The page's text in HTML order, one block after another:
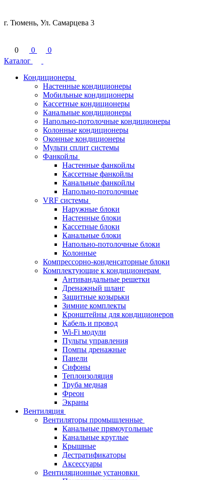
г. Тюмень, Ул. Самарцева 3
0 0
0
Каталог
Кондиционеры
Настенные кондиционеры
Мобильные кондиционеры
Кассетные кондиционеры
Канальные кондиционеры
Напольно-потолочные кондиционеры
Колонные кондиционеры
Оконные кондиционеры
Мульти сплит системы
Фанкойлы
Настенные фанкойлы
Кассетные фанкойлы
Канальные фанкойлы
Напольно-потолочные
VRF системы
Наружные блоки
Настенные блоки
Кассетные блоки
Канальные блоки
Напольно-потолочные блоки
Колонные
Компрессорно-конденсаторные блоки
Комплектующие к кондиционерам
Антивандальные решетки
Дренажный шланг
Защитные козырьки
Зимние комплекты
Кронштейны для кондиционеров
Кабель и провод
Wi-Fi модули
Пульты управления
Помпы дренажные
Панели
Сифоны
Теплоизоляция
Труба медная
Фреон
Экраны
Вентиляция
Вентиляторы промышленные
Канальные прямоугольные
Канальные круглые
Крышные
Дестратификаторы
Аксессуары
Вентиляционные установки